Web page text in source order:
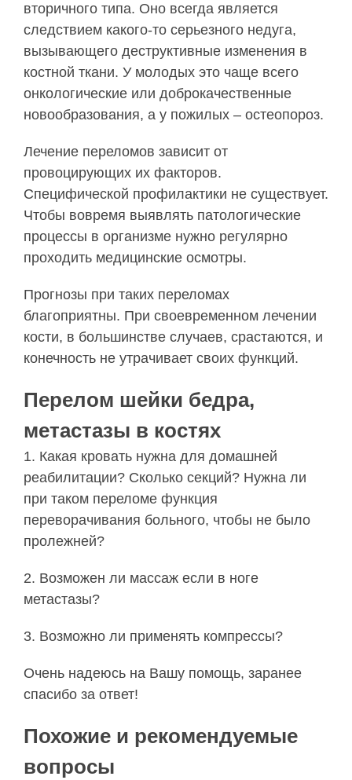
вторичного типа. Оно всегда является
следствием какого-то серьезного недуга,
вызывающего деструктивные изменения в
костной ткани. У молодых это чаще всего
онкологические или доброкачественные
новообразования, а у пожилых – остеопороз.
Лечение переломов зависит от
провоцирующих их факторов.
Специфической профилактики не существует.
Чтобы вовремя выявлять патологические
процессы в организме нужно регулярно
проходить медицинские осмотры.
Прогнозы при таких переломах
благоприятны. При своевременном лечении
кости, в большинстве случаев, срастаются, и
конечность не утрачивает своих функций.
Перелом шейки бедра,
метастазы в костях
1. Какая кровать нужна для домашней
реабилитации? Сколько секций? Нужна ли
при таком переломе функция
переворачивания больного, чтобы не было
пролежней?
2. Возможен ли массаж если в ноге
метастазы?
3. Возможно ли применять компрессы?
Очень надеюсь на Вашу помощь, заранее
спасибо за ответ!
Похожие и рекомендуемые
вопросы